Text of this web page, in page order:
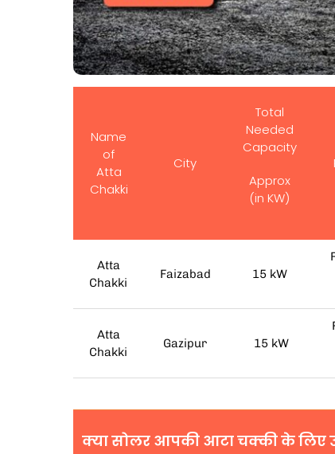
Name
of
Atta
Chakki
City
Total
Needed
Capacity
Approx
(in KW)
Atta
Chakki
Faizabad 15 kW
Atta
Chakki
Gazipur 15 kW
क्या सोलर आपकी आटा चक्की के लिए